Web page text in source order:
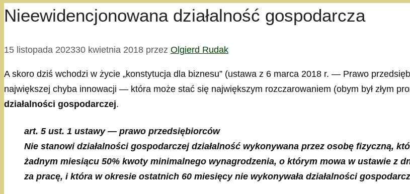
Nieewidencjonowana działalność gospodarcza
15 listopada 202330 kwietnia 2018 przez Olgierd Rudak
A skoro dziś wchodzi w życie „konstytucja dla biznesu” (ustawa z 6 marca 2018 r. — Prawo
największej chyba innowacji — która może stać się największym rozczarowaniem (obym był złym
działalności gospodarczej.
art. 5 ust. 1 ustawy — prawo przedsiębiorców
Nie stanowi działalności gospodarczej działalność wykonywana przez osobę fizyczną,
żadnym miesiącu 50% kwoty minimalnego wynagrodzenia, o którym mowa w ustawie z
za pracę, i która w okresie ostatnich 60 miesięcy nie wykonywała działalności